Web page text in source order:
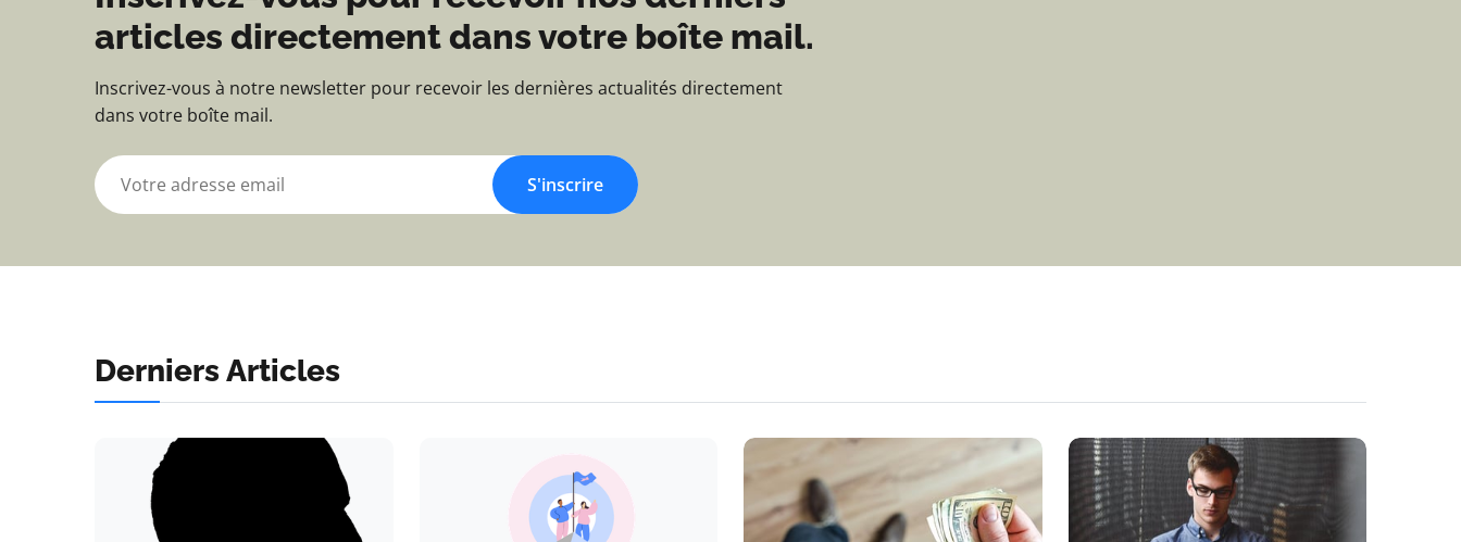
articles directement dans votre boîte mail.
Inscrivez-vous à notre newsletter pour recevoir les dernières actualités directement
dans votre boîte mail.
S'inscrire
Derniers Articles